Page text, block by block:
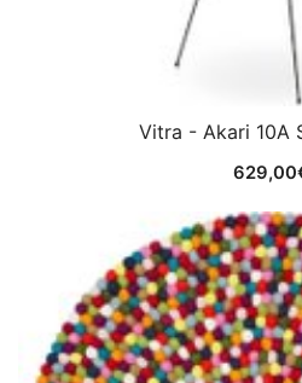
Vitra - Akari 10A
629,00